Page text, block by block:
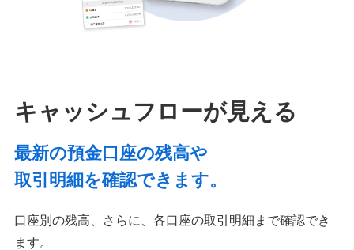
キャッシュフローが見える
最新の預金口座の残高や
取引明細を確認できます。
口座別の残高、さらに、各口座の取引明細まで確認でき
ます。